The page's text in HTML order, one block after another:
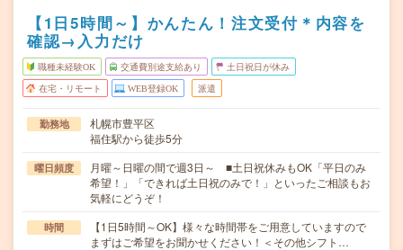
【1日5時間～】かんたん！注文受付＊内容を
確認→入力だけ
職種未経験OK 交通費別途支給あり 土日祝日が休み
在宅・リモート WEB登録OK 派遣
勤務地
札幌市豊平区
福住駅から徒歩5分
曜日頻度
月曜～日曜の間で週3日～ ■土日祝休みもOK「平日のみ
希望！」「できれば土日祝のみで！」といったご相談もお
気軽にどうぞ！
時間
【1日5時間～OK】様々な時間帯をご用意していますので
まずはご希望をお聞かせください！＜その他シフト…